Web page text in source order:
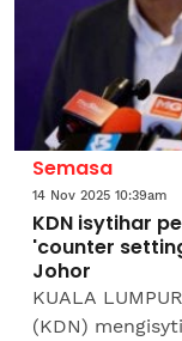
Semasa
14 Nov 2025 10:39am
KDN isytihar
'counter
Johor
KUALA
(KDN)